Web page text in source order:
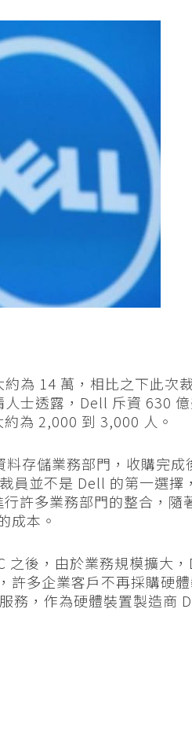
為 14 萬，相比之下此次
士透露，Dell 斥資 630
為 2,000 到 3,000 人。
存儲業務部門，收購完成
員並不是 Dell 的第一選擇
許多業務部門的整合，隨
成本。
之後，由於業務規模擴大
許多企業客戶不再採購硬
務，作為硬體裝置製造商